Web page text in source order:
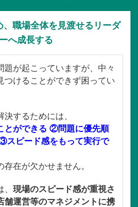
、職場全体を見渡せるリーダ
ーへ成長する
題が起こっていますが、中々
つけることができず困ってい
するためには、
とができる ②問題に優先順
スピード感をもって実行で
在が欠かせません。
現場のスピード感が重視さ
舗運営等のマネジメントに携